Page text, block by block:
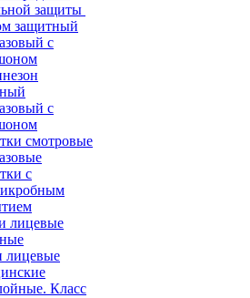
защиты
защитный
с
с
смотровые
с
лицевые
лицевые
Класс